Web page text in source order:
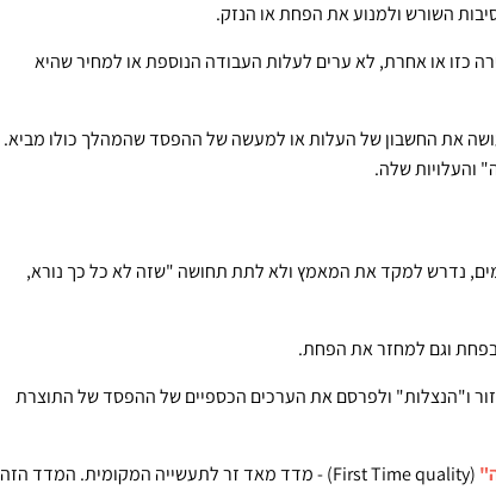
השורש ולמנוע את הפחת או הנזק.
כזו או אחרת, לא ערים לעלות העבודה הנוספת או למחיר שהיא
את החשבון של העלות או למעשה של ההפסד שהמהלך כולו מביא.
והעלויות שלה.
נדרש למקד את המאמץ ולא לתת תחושה "שזה לא כל כך נורא,
בפחת וגם למחזר את הפחת.
ו"הנצלות" ולפרסם את הערכים הכספיים של ההפסד של התוצרת
(First Time quality) - מדד מאד זר לתעשייה המקומית. המדד הזה